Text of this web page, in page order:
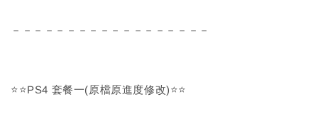
－－－－－－－－－－－－－－－－－－
⭐⭐PS4 套餐一(原檔原進度修改)⭐⭐